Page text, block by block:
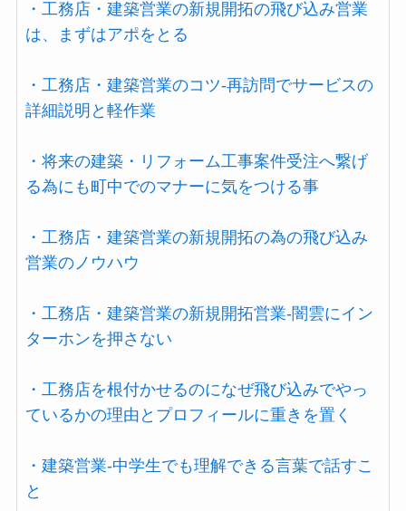
・工務店・建築営業の新規開拓の飛び込み営業
は、まずはアポをとる
・工務店・建築営業のコツ-再訪問でサービスの
詳細説明と軽作業
・将来の建築・リフォーム工事案件受注へ繋げ
る為にも町中でのマナーに気をつける事
・工務店・建築営業の新規開拓の為の飛び込み
営業のノウハウ
・工務店・建築営業の新規開拓営業-闇雲にイン
ターホンを押さない
・工務店を根付かせるのになぜ飛び込みでやっ
ているかの理由とプロフィールに重きを置く
・建築営業-中学生でも理解できる言葉で話すこ
と